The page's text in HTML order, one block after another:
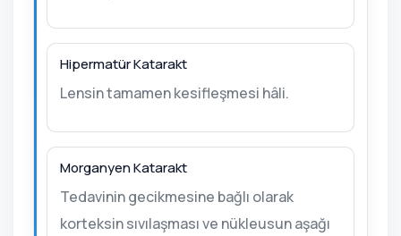
Hipermatür Katarakt
Lensin tamamen kesifleşmesi hâli.
Morganyen Katarakt
Tedavinin gecikmesine bağlı olarak
korteksin sıvılaşması ve nükleusun aşağı